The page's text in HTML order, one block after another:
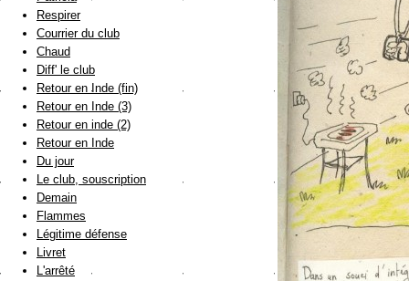
Respirer
Courrier du club
Chaud
Diff' le club
Retour en Inde (fin)
Retour en Inde (3)
Retour en inde (2)
Retour en Inde
Du jour
Le club, souscription
Demain
Flammes
Légitime défense
Livret
L'arrêté